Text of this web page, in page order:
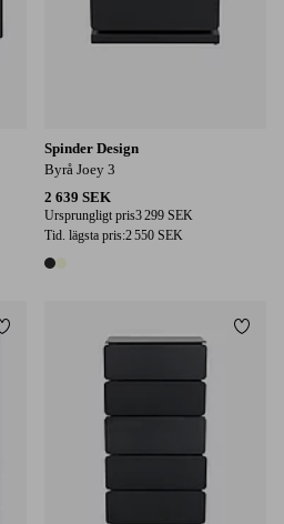
Spinder Design
Byrå Joey 3
2 639 SEK
Ursprungligt pris3 299 SEK
Tid. lägsta pris:2 550 SEK
2 färger
Lägg till i favoriter